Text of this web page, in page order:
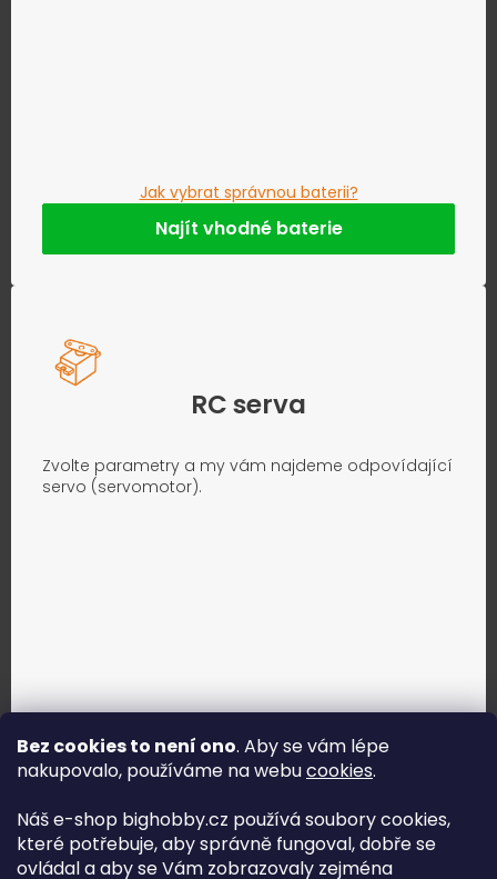
Bez cookies to není ono. Aby se vám lépe
nakupovalo, používáme na webucookies.
Náš e-shop bighobby.cz používá soubory cookies,
které potřebuje, aby správně fungoval, dobře se
ovládal a aby se Vám zobrazovaly zejména
Jak vybrat správnou baterii?
Najít vhodné baterie
RC serva
Zvolte parametry a my vám najdeme odpovídající
servo (servomotor).
Jak vybrat správné servo?
Najít správné servo